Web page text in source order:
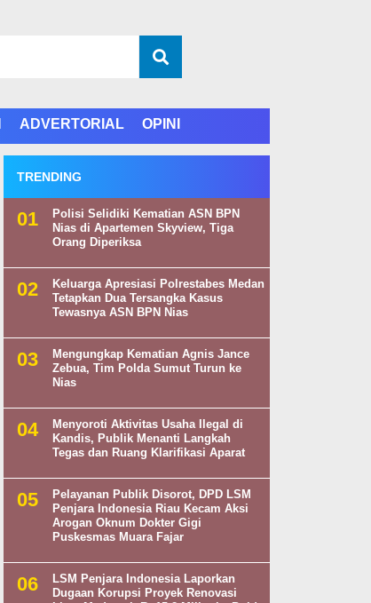
ADVERTORIAL OPINI
TRENDING
Polisi Selidiki Kematian ASN BPN
Nias di Apartemen Skyview, Tiga
Orang Diperiksa
Keluarga Apresiasi Polrestabes Medan
Tetapkan Dua Tersangka Kasus
Tewasnya ASN BPN Nias
Mengungkap Kematian Agnis Jance
Zebua, Tim Polda Sumut Turun ke
Nias
Menyoroti Aktivitas Usaha Ilegal di
Kandis, Publik Menanti Langkah
Tegas dan Ruang Klarifikasi Aparat
Pelayanan Publik Disorot, DPD LSM
Penjara Indonesia Riau Kecam Aksi
Arogan Oknum Dokter Gigi
Puskesmas Muara Fajar
LSM Penjara Indonesia Laporkan
Dugaan Korupsi Proyek Renovasi